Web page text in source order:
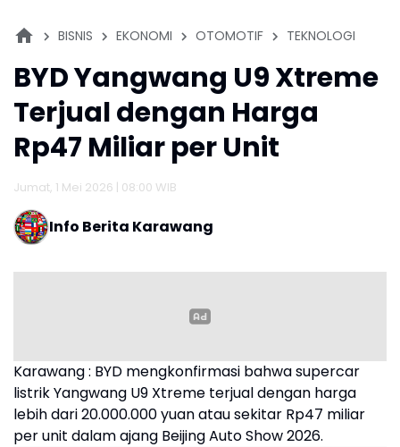
BISNIS EKONOMI OTOMOTIF TEKNOLOGI
BYD Yangwang U9 Xtreme
Terjual dengan Harga
Rp47 Miliar per Unit
Jumat, 1 Mei 2026 | 08:00 WIB
Info Berita Karawang
Karawang : BYD mengkonfirmasi bahwa supercar
listrik Yangwang U9 Xtreme terjual dengan harga
lebih dari 20.000.000 yuan atau sekitar Rp47 miliar
per unit dalam ajang Beijing Auto Show 2026.